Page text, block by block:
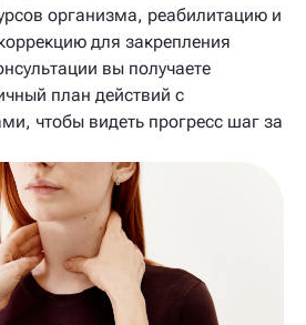
организма, реабилитацию и
для закрепления
вы получаете
план действий с
чтобы видеть прогресс шаг за